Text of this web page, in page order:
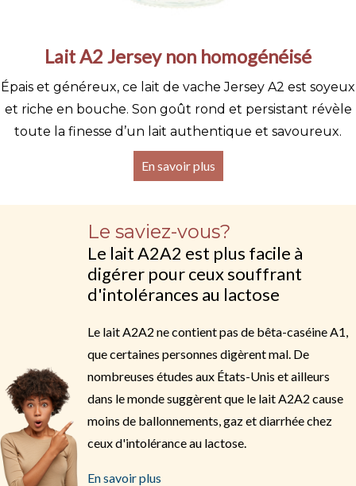
Lait A2 Jersey non homogénéisé
Épais et généreux, ce lait de vache Jersey A2 est soyeux
et riche en bouche. Son goût rond et persistant révèle
toute la finesse d’un lait authentique et savoureux.
En savoir plus
Le saviez-vous?
Le lait A2A2 est plus facile à
digérer pour ceux souffrant
d'intolérances au lactose
Le lait A2A2 ne contient pas de bêta-caséine A1,
que certaines personnes digèrent mal. De
nombreuses études aux États-Unis et ailleurs
dans le monde suggèrent que le lait A2A2 cause
moins de ballonnements, gaz et diarrhée chez
ceux d'intolérance au lactose.
En savoir plus